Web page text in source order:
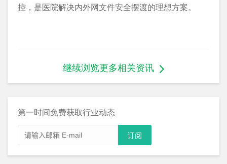
控，是医院解决内外网文件安全摆渡的理想方案。
继续浏览更多相关资讯
第一时间免费获取行业动态